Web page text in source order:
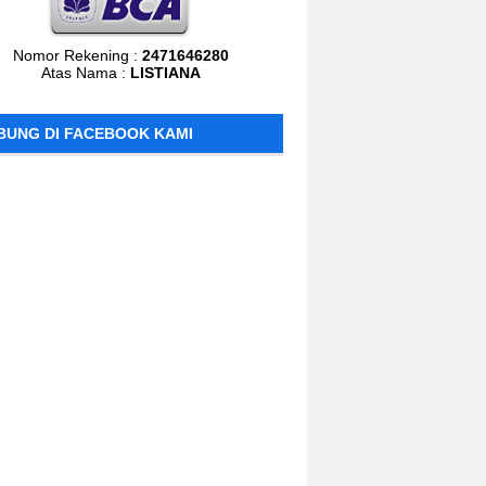
Nomor Rekening : 2471646280
Atas Nama : LISTIANA
DI FACEBOOK KAMI